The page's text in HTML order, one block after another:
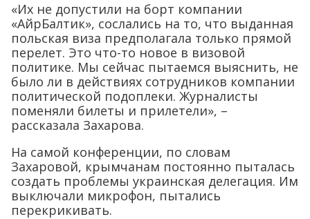
«Их не допустили на борт компании
«АйрБалтик», сослались на то, что выданная
польская виза предполагала только прямой
перелет. Это что-то новое в визовой
политике. Мы сейчас пытаемся выяснить, не
было ли в действиях сотрудников компании
политической подоплеки. Журналисты
поменяли билеты и прилетели», –
рассказала Захарова.
На самой конференции, по словам
Захаровой, крымчанам постоянно пыталась
создать проблемы украинская делегация. Им
выключали микрофон, пытались
перекрикивать.